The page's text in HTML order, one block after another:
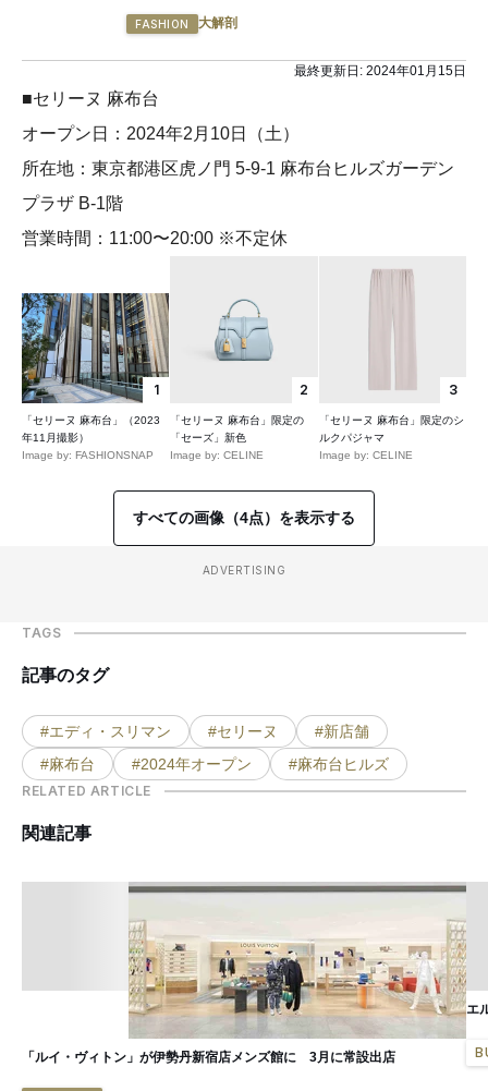
FASHION 大解剖
最終更新日: 2024年01月15日
■セリーヌ 麻布台
オープン日：2024年2月10日（土）
所在地：東京都港区虎ノ門 5-9-1 麻布台ヒルズガーデン
プラザ B-1階
営業時間：11:00〜20:00 ※不定休
1
「セリーヌ 麻布台」（2023
年11月撮影）
Image by: FASHIONSNAP
2
「セリーヌ 麻布台」限定の
「セーズ」新色
Image by: CELINE
3
「セリーヌ 麻布台」限定のシ
ルクパジャマ
Image by: CELINE
すべての画像（4点）を表示する
ADVERTISING
TAGS
記事のタグ
#エディ・スリマン #セリーヌ
#新店舗
#麻布台
#2024年オープン #麻布台ヒルズ
RELATED ARTICLE
関連記事
「ルイ・ヴィトン」が伊勢丹新宿店メンズ館に 3月に常設出店
エ